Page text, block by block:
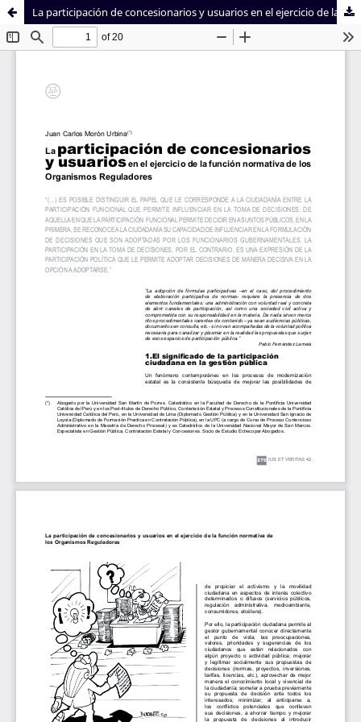
Sistema de
Bibliotecas
Facultad de
Derecho
La participación de concesionarios y usuarios en el ejercicio de la función normativa de los organismos reguladores